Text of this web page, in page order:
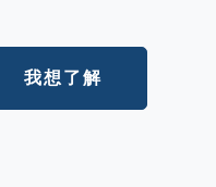
我想了解